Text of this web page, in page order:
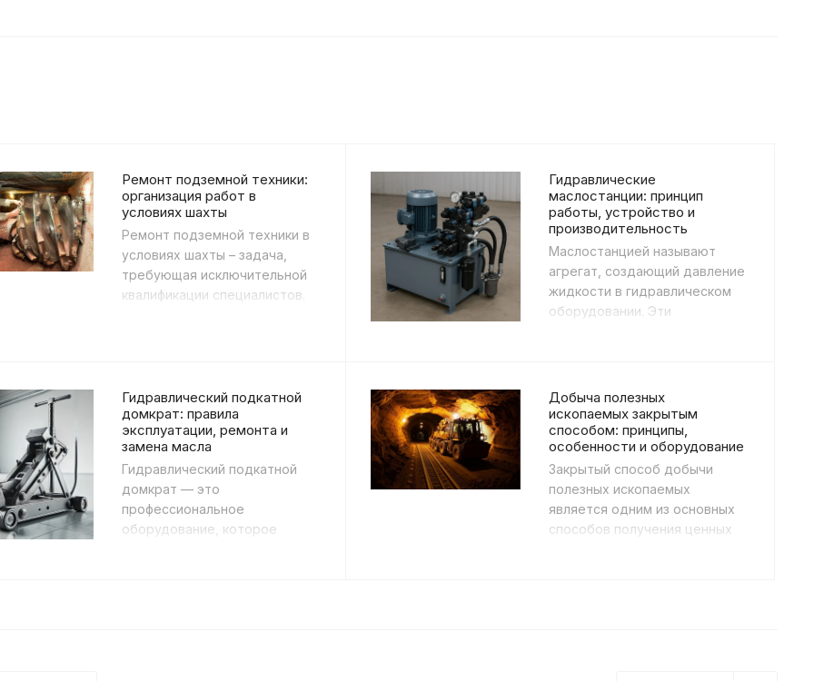
Ремонт подземной техники:
организация работ в
условиях шахты
Ремонт подземной техники в
условиях шахты – задача,
требующая исключительной
квалификации специалистов.
Гидравлические
маслостанции: принцип
работы, устройство и
производительность
Маслостанцией называют
агрегат, создающий давление
жидкости в гидравлическом
оборудовании. Эти
Гидравлический подкатной
домкрат: правила
эксплуатации, ремонта и
замена масла
Гидравлический подкатной
домкрат — это
профессиональное
оборудование, которое
Добыча полезных
ископаемых закрытым
способом: принципы,
особенности и оборудование
Закрытый способ добычи
полезных ископаемых
является одним из основных
способов получения ценных